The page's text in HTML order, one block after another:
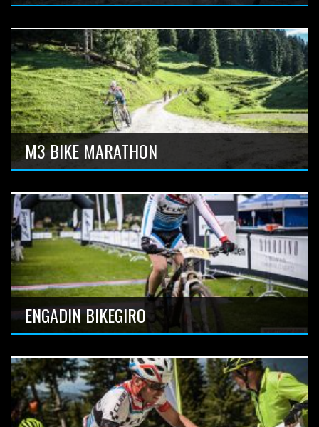
137km 4000hm, Schweizermeisterschaft 2017
Anzahl Bilder: 14
Anzahl Bilder: 10
M3 BIKE MARATHON
ENGADIN BIKEGIRO